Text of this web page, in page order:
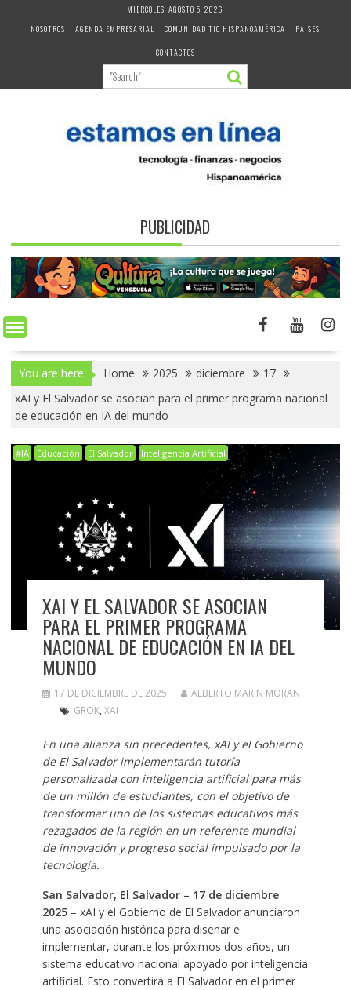
MIÉRCOLES, AGOSTO 5, 2026
NOSOTROS
AGENDA EMPRESARIAL COMUNIDAD TIC HISPANOAMÉRICA
PAISES
CONTACTOS
PUBLICIDAD
You are here Home 2025 diciembre
17
xAI y El Salvador se asocian para el primer programa nacional
de educación en IA del mundo
#IA Educación El Salvador Inteligencia Artificial
XAI Y EL SALVADOR SE ASOCIAN
PARA EL PRIMER PROGRAMA
NACIONAL DE EDUCACIÓN EN IA DEL
MUNDO
17 DE DICIEMBRE DE 2025
ALBERTO MARIN MORAN
GROK, XAI
En una alianza sin precedentes, xAI y el Gobierno
de El Salvador implementarán tutoría
personalizada con inteligencia artificial para más
de un millón de estudiantes, con el objetivo de
transformar uno de los sistemas educativos más
rezagados de la región en un referente mundial
de innovación y progreso social impulsado por la
tecnología.
San Salvador, El Salvador – 17 de diciembre
2025– xAI y el Gobierno de El Salvador anunciaron
una asociación histórica para diseñar e
implementar, durante los próximos dos años, un
sistema educativo nacional apoyado por inteligencia
artificial. Esto convertirá a El Salvador en el primer